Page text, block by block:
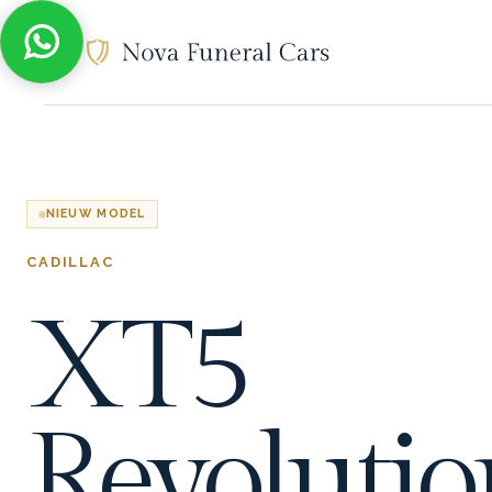
NIEUW MODEL
CADILLAC
XT5